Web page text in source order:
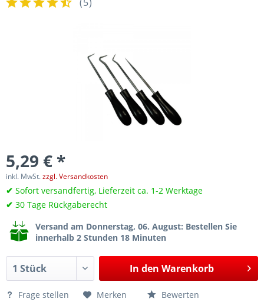
5,29 € *
inkl. MwSt.zzgl. Versandkosten
✔ Sofort versandfertig, Lieferzeit ca. 1-2 Werktage
✔ 30 Tage Rückgaberecht
Versand am Donnerstag, 06. August: Bestellen Sie
innerhalb 2 Stunden 18 Minuten
In den Warenkorb
Frage stellen Merken Bewerten